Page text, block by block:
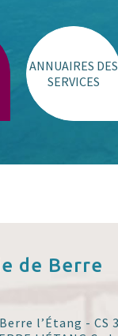
ANNUAIRES DES
SERVICES
de Berre
l’Étang - CS